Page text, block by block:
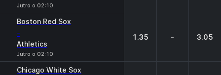
Jutro o 02:10
Boston Red Sox
-
Athletics
Jutro o 02:10
1.35 - 3.05
Chicago White Sox